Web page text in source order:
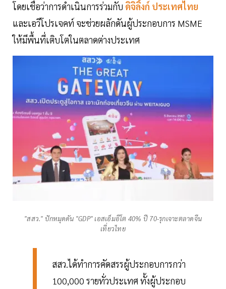
โดยเชื่อว่าการดำเนินการร่วมกับ ดิจิลิ้งก์ ประเทศไทย
และเอวีโปรเจคท์ จะช่วยผลักดันผู้ประกอบการ MSME
ให้มีพื้นที่เติบโตในตลาดต่างประเทศ
"สสว." ปักหมุดดัน "GDP" เอสเอ็มอีโต 40% ปี 70-รุกเจาะตลาดจีน
เที่ยวไทย
สสว.ได้ทำการคัดสรรผู้ประกอบการกว่า
100,000 รายทั่วประเทศ ทั้งผู้ประกอบ